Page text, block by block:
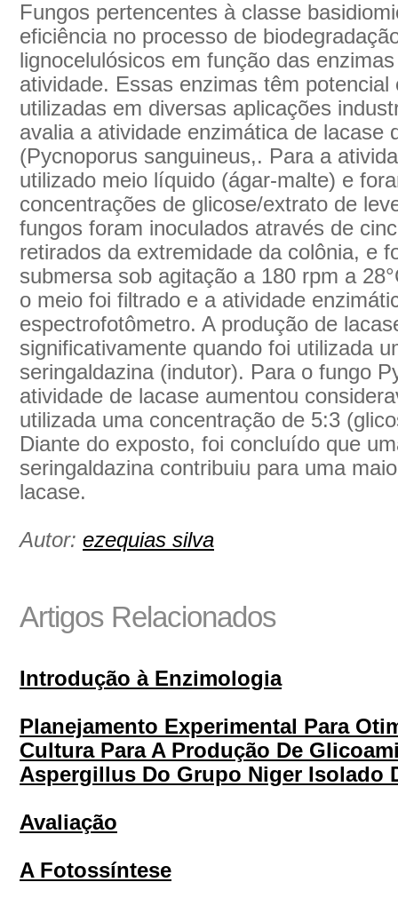
Fungos pertencentes à classe
eficiência no processo de
lignocelulósicos em função das
atividade. Essas enzimas têm
utilizadas em diversas aplicações
avalia a atividade enzimática de lacase
(Pycnoporus sanguineus,. Para a
utilizado meio líquido (ágar-malte) e
concentrações de glicose/extrato de
fungos foram inoculados através de
retirados da extremidade da colônia, e
submersa sob agitação a 180 rpm a
o meio foi filtrado e a atividade
espectrofotômetro. A produção de
significativamente quando foi utilizada
seringaldazina (indutor). Para o fungo
atividade de lacase aumentou
utilizada uma concentração de 5:3
Diante do exposto, foi concluído que
seringaldazina contribuiu para uma
lacase.
Autor: ezequias silva
Artigos Relacionados
Introdução à Enzimologia
Planejamento Experimental Para
Cultura Para A Produção De
Aspergillus Do Grupo Niger Isolado
Avaliação
A Fotossíntese